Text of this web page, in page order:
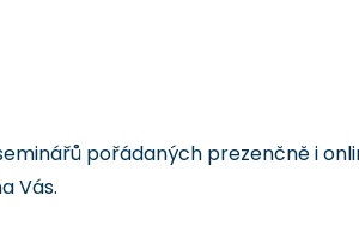
pořádaných prezenčně i
Vás.